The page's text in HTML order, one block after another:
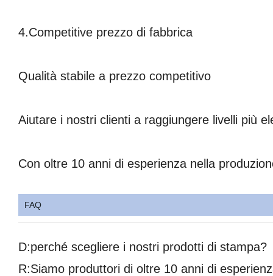
4.Competitive prezzo di fabbrica
Qualità stabile a prezzo competitivo
Aiutare i nostri clienti a raggiungere livelli più
Con oltre 10 anni di esperienza nella
FAQ
D:perché scegliere i nostri prodotti di stampa?
R:Siamo produttori di oltre 10 anni di